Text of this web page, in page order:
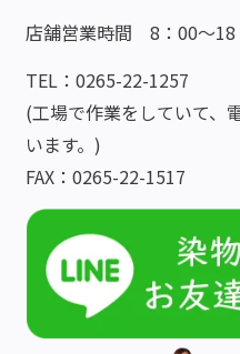
店舗営業時間 8：00～18
TEL：0265-22-1257
(工場で作業をしていて、
います。)
FAX：0265-22-1517